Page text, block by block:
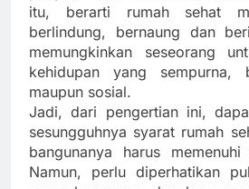
itu, berarti rumah sehat
berlindung, bernaung dan
memungkinkan seseorang
kehidupan yang
maupun sosial.
Jadi, dari pengertian ini,
sesungguhnya syarat rumah
bangunanya harus
Namun, perlu diperhatikan